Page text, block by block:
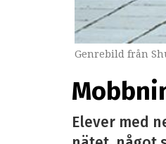
Genrebild från
Elever med